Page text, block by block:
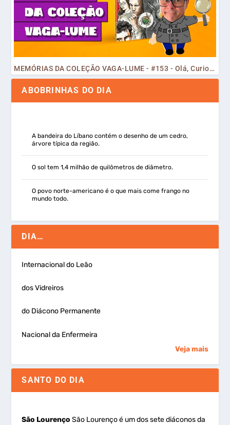
MEMÓRIAS DA COLEÇÃO VAGA-LUME - #153 - Olá, Curiosos! 2023
ABOBRINHAS DO DIA
A bandeira do Líbano contém o desenho de um cedro,
árvore típica da região.
O sol tem 1,4 milhão de quilômetros de diâmetro.
O povo norte-americano é o que mais come frango no
mundo todo.
DIA…
Internacional do Leão
dos Vidreiros
do Diácono Permanente
Nacional da Enfermeira
Veja mais
SANTO DO DIA
São Lourenço São Lourenço é um dos sete diáconos da